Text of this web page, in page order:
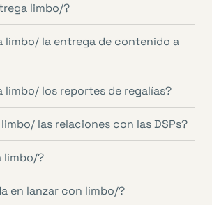
limbo/?
limbo/ la entrega de contenido a
limbo/ los reportes de regalías?
las relaciones con las DSPs?
limbo/?
en lanzar con limbo/?